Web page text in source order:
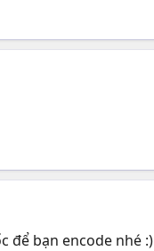
để bạn encode nhé :)